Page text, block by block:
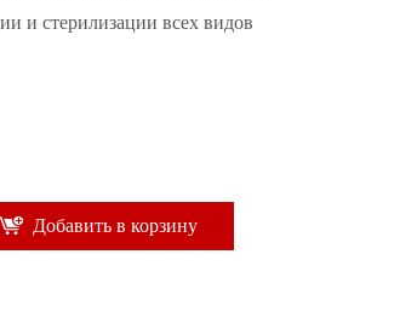
и стерилизации всех видов
Добавить в корзину